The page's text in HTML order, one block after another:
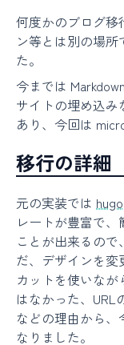
何度かのブログ移
ン等とは別の場
た。
今までは
サイトの埋め込み
あり、今回は
移行の詳細
元の実装では hugo
レートが豊富で
ことが出来るの
だ、デザインを変
カットを使いなが
はなかった、URL
などの理由から
なりました。